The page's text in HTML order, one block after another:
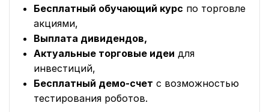
Бесплатный обучающий курс по торговле
акциями,
Выплата дивидендов,
Актуальные торговые идеи для
инвестиций,
Бесплатный демо-счет с возможностью
тестирования роботов.